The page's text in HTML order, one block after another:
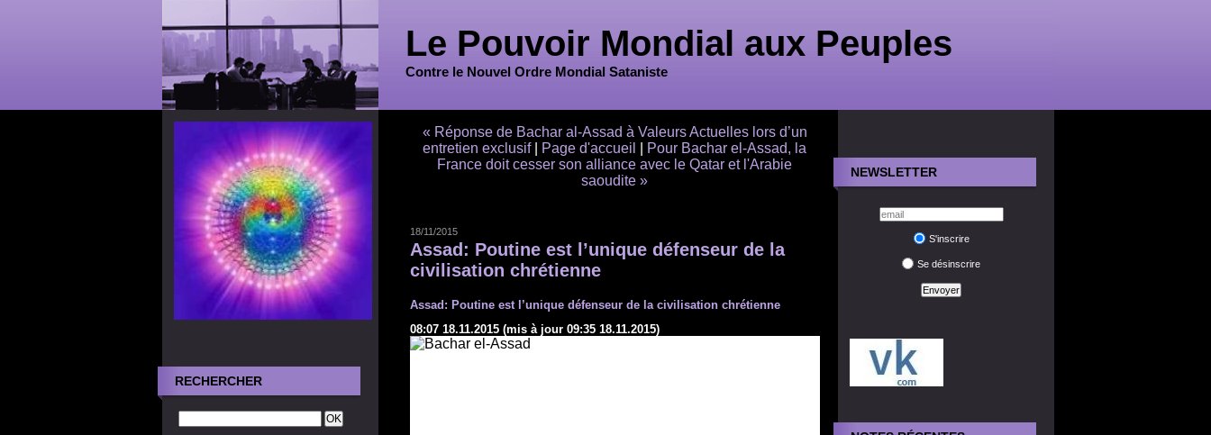
Le Pouvoir Mondial aux Peuples
Contre le Nouvel Ordre Mondial Sataniste
RECHERCHER
NEWSLETTER
S'inscrire
Se désinscrire
« Réponse de Bachar al-Assad à Valeurs Actuelles lors d’un
entretien exclusif| Page d'accueil
Pour Bachar el-Assad, la
France doit cesser son alliance avec le Qatar et l'Arabie
saoudite »
18/11/2015
Assad: Poutine est l’unique défenseur de la
civilisation chrétienne
Assad: Poutine est l’unique défenseur de la civilisation chrétienne
08:07 18.11.2015 (mis à jour 09:35 18.11.2015)